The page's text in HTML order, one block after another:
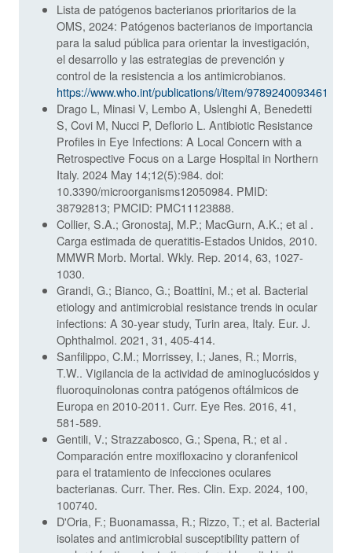
Lista de patógenos bacterianos prioritarios de la
OMS, 2024: Patógenos bacterianos de importancia
para la salud pública para orientar la investigación,
el desarrollo y las estrategias de prevención y
control de la resistencia a los antimicrobianos.
https://www.who.int/publications/i/item/9789240093461
Drago L, Minasi V, Lembo A, Uslenghi A, Benedetti
S, Covi M, Nucci P, Deflorio L. Antibiotic Resistance
Profiles in Eye Infections: A Local Concern with a
Retrospective Focus on a Large Hospital in Northern
Italy. 2024 May 14;12(5):984. doi:
10.3390/microorganisms12050984. PMID:
38792813; PMCID: PMC11123888.
Collier, S.A.; Gronostaj, M.P.; MacGurn, A.K.; et al .
Carga estimada de queratitis-Estados Unidos, 2010.
MMWR Morb. Mortal. Wkly. Rep. 2014, 63, 1027-
1030.
Grandi, G.; Bianco, G.; Boattini, M.; et al. Bacterial
etiology and antimicrobial resistance trends in ocular
infections: A 30-year study, Turin area, Italy. Eur. J.
Ophthalmol. 2021, 31, 405-414.
Sanfilippo, C.M.; Morrissey, I.; Janes, R.; Morris,
T.W.. Vigilancia de la actividad de aminoglucósidos y
fluoroquinolonas contra patógenos oftálmicos de
Europa en 2010-2011. Curr. Eye Res. 2016, 41,
581-589.
Gentili, V.; Strazzabosco, G.; Spena, R.; et al .
Comparación entre moxifloxacino y cloranfenicol
para el tratamiento de infecciones oculares
bacterianas. Curr. Ther. Res. Clin. Exp. 2024, 100,
100740.
D'Oria, F.; Buonamassa, R.; Rizzo, T.; et al. Bacterial
isolates and antimicrobial susceptibility pattern of